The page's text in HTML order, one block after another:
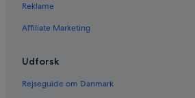
Reklame
Affiliate Marketing
Udforsk
Rejseguide om Danmark